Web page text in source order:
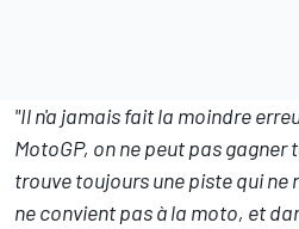
"Il n'a jamais fait la moindre
MotoGP, on ne peut pas gagner
trouve toujours une piste qui ne
ne convient pas à la moto, et